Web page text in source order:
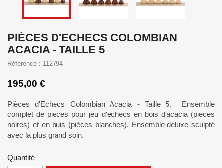
PIÈCES D'ECHECS COLOMBIAN
ACACIA - TAILLE 5
Référence : 112794
195,00 €
Pièces d'Echecs Colombian Acacia - Taille 5. Ensemble
complet de pièces pour jeu d'échecs en bois d'acacia (pièces
noires) et en buis (pièces blanches). Ensemble deluxe sculpté
avec la plus grand soin.
Quantité